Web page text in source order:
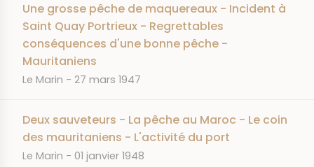
Une grosse pêche de maquereaux - Incident à
Saint Quay Portrieux - Regrettables
conséquences d'une bonne pêche -
Mauritaniens
JOURNAL
Le Marin DATE
27 mars 1947
Deux sauveteurs - La pêche au Maroc - Le coin
des mauritaniens - L'activité du port
JOURNAL
Le Marin DATE
01 janvier 1948